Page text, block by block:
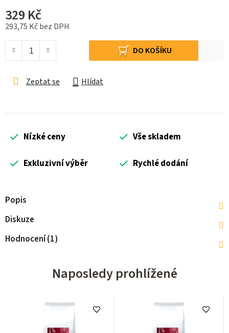
329 Kč
293,75 Kč bez DPH
DO KOŠÍKU
Zeptat se Hlídat
Nízké ceny Vše skladem
Exkluzivní výběr Rychlé dodání
Popis
Diskuze
Hodnocení (1)
Naposledy prohlížené